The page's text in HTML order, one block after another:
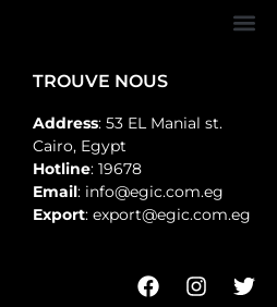
TROUVE NOUS
Address: 53 EL Manial st.
Cairo, Egypt
Hotline: 19678
Email: info@egic.com.eg
Export: export@egic.com.eg